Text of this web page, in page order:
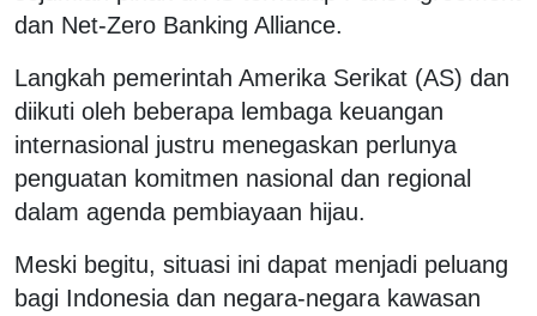
dan Net-Zero Banking Alliance.
Langkah pemerintah Amerika Serikat (AS) dan
diikuti oleh beberapa lembaga keuangan
internasional justru menegaskan perlunya
penguatan komitmen nasional dan regional
dalam agenda pembiayaan hijau.
Meski begitu, situasi ini dapat menjadi peluang
bagi Indonesia dan negara-negara kawasan